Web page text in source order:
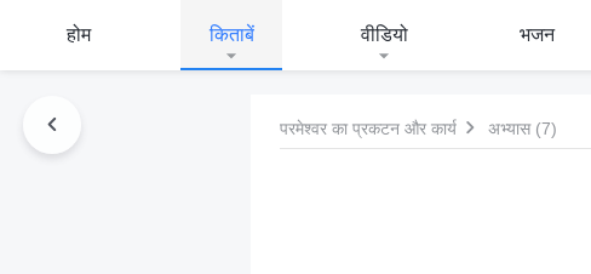
होम किताबें वीडियो भजन
परमेश्वर का प्रकटन और कार्य अभ्यास (7)